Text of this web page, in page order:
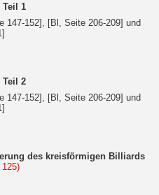
Teil 1
147-152], [Bl, Seite 206-209] und
Teil 2
147-152], [Bl, Seite 206-209] und
des kreisförmigen Billiards